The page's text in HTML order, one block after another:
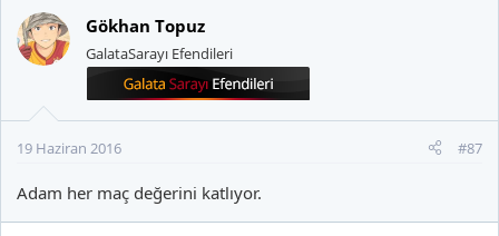
Gökhan Topuz
GalataSarayı Efendileri
19 Haziran 2016 #87
Adam her maç değerini katlıyor.